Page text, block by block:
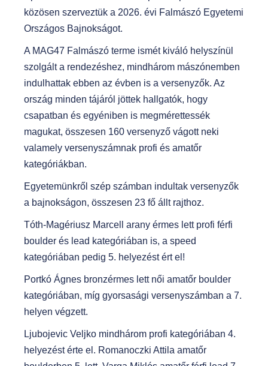
közösen szerveztük a 2026. évi Falmászó Egyetemi
Országos Bajnokságot.
A MAG47 Falmászó terme ismét kiváló helyszínül
szolgált a rendezéshez, mindhárom mászónemben
indulhattak ebben az évben is a versenyzők. Az
ország minden tájáról jöttek hallgatók, hogy
csapatban és egyéniben is megmérettessék
magukat, összesen 160 versenyző vágott neki
valamely versenyszámnak profi és amatőr
kategóriákban.
Egyetemünkről szép számban indultak versenyzők
a bajnokságon, összesen 23 fő állt rajthoz.
Tóth-Magériusz Marcell arany érmes lett profi férfi
boulder és lead kategóriában is, a speed
kategóriában pedig 5. helyezést ért el!
Portkó Ágnes bronzérmes lett női amatőr boulder
kategóriában, míg gyorsasági versenyszámban a 7.
helyen végzett.
Ljubojevic Veljko mindhárom profi kategóriában 4.
helyezést érte el. Romanoczki Attila amatőr